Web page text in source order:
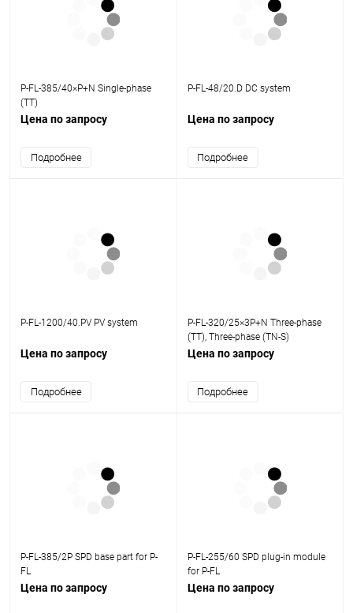
P-FL-385/40×P+N Single-phase
(TT)
Цена по запросу
Подробнее
P-FL-48/20.D DC system
Цена по запросу
Подробнее
P-FL-1200/40.PV PV system
Цена по запросу
Подробнее
P-FL-320/25×3P+N Three-phase
(TT), Three-phase (TN-S)
Цена по запросу
Подробнее
P-FL-385/2P SPD base part for P-
FL
Цена по запросу
P-FL-255/60 SPD plug-in module
for P-FL
Цена по запросу